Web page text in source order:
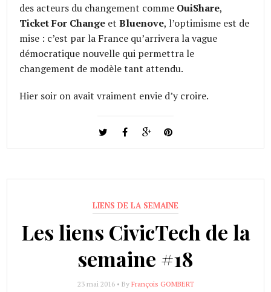
des acteurs du changement comme OuiShare,
Ticket For Change etBluenove, l’optimisme est de
mise : c’est par la France qu’arrivera la vague
démocratique nouvelle qui permettra le
changement de modèle tant attendu.
Hier soir on avait vraiment envie d’y croire.
LIENS DE LA SEMAINE
Les liens CivicTech de la
semaine #18
23 mai 2016 • By François GOMBERT